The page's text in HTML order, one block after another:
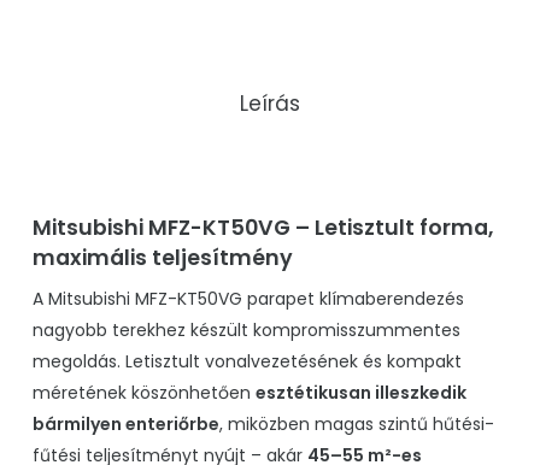
Leírás
Mitsubishi MFZ-KT50VG – Letisztult forma,
maximális teljesítmény
A Mitsubishi MFZ-KT50VG parapet klímaberendezés
nagyobb terekhez készült kompromisszummentes
megoldás. Letisztult vonalvezetésének és kompakt
méretének köszönhetően esztétikusan illeszkedik
bármilyen enteriőrbe, miközben magas szintű hűtési-
fűtési teljesítményt nyújt – akár 45–55 m²-es